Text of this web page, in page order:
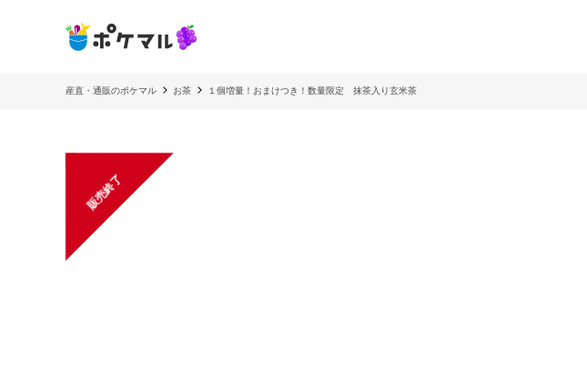
産直・通販のポケマル お茶 １個増量！おまけつき！数量限定 抹茶入り玄米茶
販売終了